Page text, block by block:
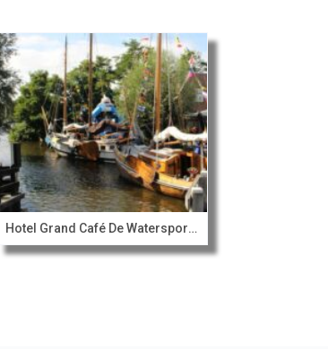
Hotel Grand Café De Watersport Heeg